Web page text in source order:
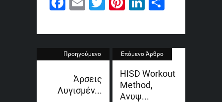
Προηγούμενο
Άρσεις
Λυγισμέν...
Επόμενο Άρθρο
HISD Workout
Method,
Ανυψ...